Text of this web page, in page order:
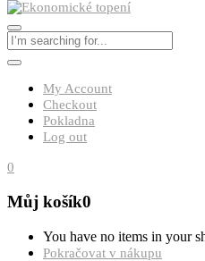
My Account
Checkout
Pokladna
Log out
0
Můj košík0
You have no items in your
Pokračovat v nákupu